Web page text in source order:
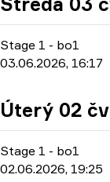
Stage 1 - bo1
03.06.2026, 16:17
Úterý 02
Stage 1 - bo1
02.06.2026, 19:25